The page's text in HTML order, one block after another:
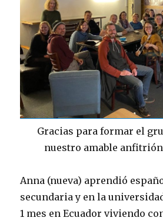
Gracias para formar el
nuestro amable
Anna (nueva) aprendió
secundaria y en la
1 mes en Ecuador viviendo